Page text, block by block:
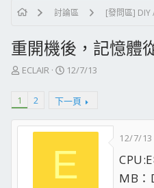
討論區 [發問區] DIY
重開機後，記憶體
主
起
人
ECLAIR
開
日
12/7/13
1 2 下一頁
E
12/7/13
MB：